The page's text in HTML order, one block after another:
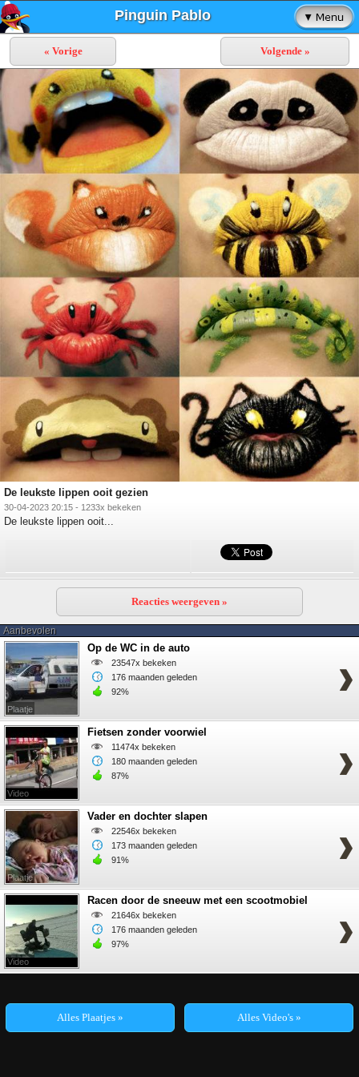
Pinguin Pablo
« Vorige Volgende »
De leukste lippen ooit gezien
30-04-2023 20:15 - 1233x bekeken
De leukste lippen ooit...
Reacties weergeven »
Aanbevolen
Plaatje
Op de WC in de auto
23547x bekeken
176 maanden geleden
92%
Video
Fietsen zonder voorwiel
11474x bekeken
180 maanden geleden
87%
Plaatje
Vader en dochter slapen
22546x bekeken
173 maanden geleden
91%
Video
Racen door de sneeuw met een scootmobiel
21646x bekeken
176 maanden geleden
97%
Alles Plaatjes » Alles Video's »